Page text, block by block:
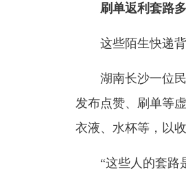
刷单返利套路
这些陌生快递背
湖南长沙一位民
发布点赞、刷单等
衣液、水杯等，以
“这些人的套路是